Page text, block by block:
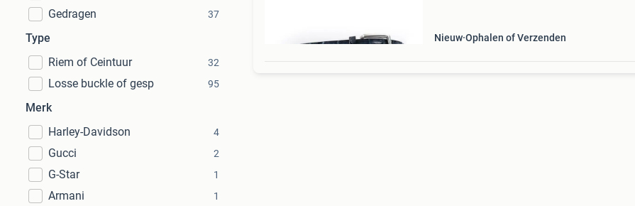
Gedragen 37
Type
Riem of Ceintuur
32
Losse buckle of gesp 95
Merk
Harley-Davidson
4
Gucci 2
G-Star 1
Armani 1
Nieuw Ophalen of Verzenden